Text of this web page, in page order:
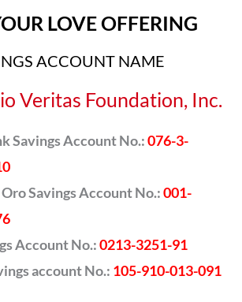
LOVE OFFERING
ACCOUNT NAME
Veritas Foundation, Inc.
Savings Account No.:076-3-
Savings Account No.:001-
Account No.:0213-3251-91
account No.: 105-910-013-091